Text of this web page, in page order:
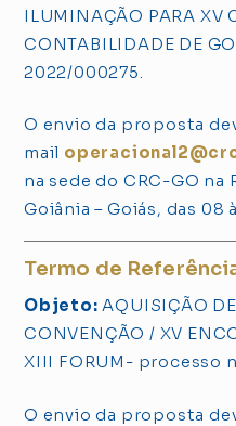
ILUMINAÇÃO PARA XV
CONTABILIDADE DE
2022/000275.
O envio da proposta
mail
na sede do CRC-GO na
Goiânia – Goiás, das 08
Termo de
Objeto: AQUISIÇÃO
CONVENÇÃO / XV
XIII FORUM- processo
O envio da proposta